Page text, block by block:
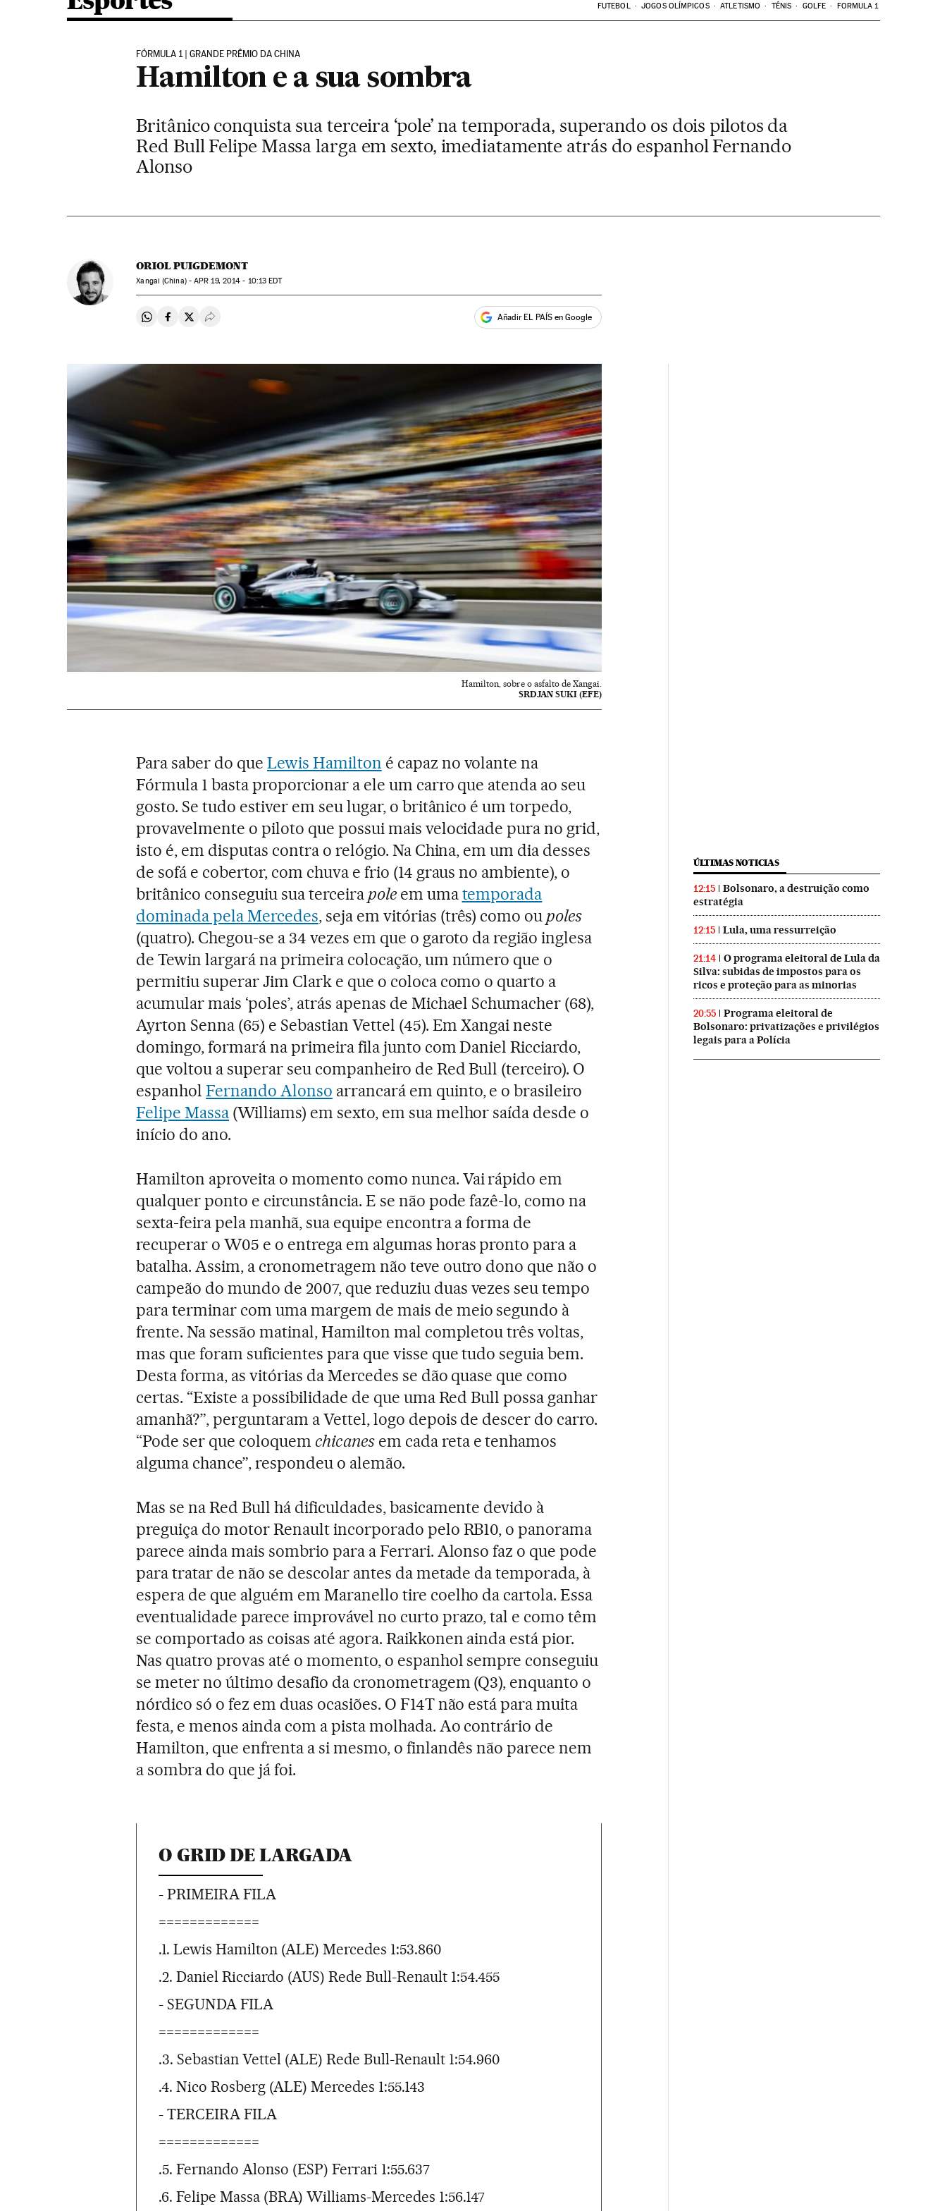
FUTEBOL JOGOS OLÍMPICOS ATLETISMO TÊNIS GOLFE FORMULA 1
FÓRMULA 1 | GRANDE PRÊMIO DA CHINA
Hamilton e a sua sombra
Britânico conquista sua terceira ‘pole’ na temporada, superando os dois pilotos da
Red Bull Felipe Massa larga em sexto, imediatamente atrás do espanhol Fernando
Alonso
ORIOL PUIGDEMONT
Xangai (China) -APR 19, 2014 - 10:13 EDT
Compartir en Whatsapp
Compartir en Facebook
Compartir en Twitter
Desplegar Redes Sociales Añadir EL PAÍS en Google
Hamilton, sobre o asfalto de Xangai.
SRDJAN SUKI (EFE)
Para saber do que Lewis Hamilton é capaz no volante na
Fórmula 1 basta proporcionar a ele um carro que atenda ao seu
gosto. Se tudo estiver em seu lugar, o britânico é um torpedo,
provavelmente o piloto que possui mais velocidade pura no grid,
isto é, em disputas contra o relógio. Na China, em um dia desses
de sofá e cobertor, com chuva e frio (14 graus no ambiente), o
britânico conseguiu sua terceira poleem umatemporada
dominada pela Mercedes, seja em vitórias (três) como ou poles
(quatro). Chegou-se a 34 vezes em que o garoto da região inglesa
de Tewin largará na primeira colocação, um número que o
permitiu superar Jim Clark e que o coloca como o quarto a
acumular mais ‘poles’, atrás apenas de Michael Schumacher (68),
Ayrton Senna (65) e Sebastian Vettel (45). Em Xangai neste
domingo, formará na primeira fila junto com Daniel Ricciardo,
que voltou a superar seu companheiro de Red Bull (terceiro). O
espanholFernando Alonso arrancará em quinto, e o brasileiro
Felipe Massa (Williams) em sexto, em sua melhor saída desde o
início do ano.
Hamilton aproveita o momento como nunca. Vai rápido em
qualquer ponto e circunstância. E se não pode fazê-lo, como na
sexta-feira pela manhã, sua equipe encontra a forma de
recuperar o W05 e o entrega em algumas horas pronto para a
batalha. Assim, a cronometragem não teve outro dono que não o
campeão do mundo de 2007, que reduziu duas vezes seu tempo
para terminar com uma margem de mais de meio segundo à
frente. Na sessão matinal, Hamilton mal completou três voltas,
mas que foram suficientes para que visse que tudo seguia bem.
Desta forma, as vitórias da Mercedes se dão quase que como
certas. “Existe a possibilidade de que uma Red Bull possa ganhar
amanhã?”, perguntaram a Vettel, logo depois de descer do carro.
“Pode ser que coloquem chicanes em cada reta e tenhamos
alguma chance”, respondeu o alemão.
Mas se na Red Bull há dificuldades, basicamente devido à
preguiça do motor Renault incorporado pelo RB10, o panorama
parece ainda mais sombrio para a Ferrari. Alonso faz o que pode
para tratar de não se descolar antes da metade da temporada, à
espera de que alguém em Maranello tire coelho da cartola. Essa
eventualidade parece improvável no curto prazo, tal e como têm
se comportado as coisas até agora. Raikkonen ainda está pior.
Nas quatro provas até o momento, o espanhol sempre conseguiu
se meter no último desafio da cronometragem (Q3), enquanto o
nórdico só o fez em duas ocasiões. O F14T não está para muita
festa, e menos ainda com a pista molhada. Ao contrário de
Hamilton, que enfrenta a si mesmo, o finlandês não parece nem
a sombra do que já foi.
O GRID DE LARGADA
- PRIMEIRA FILA
=============
.1. Lewis Hamilton (ALE) Mercedes 1:53.860
.2. Daniel Ricciardo (AUS) Rede Bull-Renault 1:54.455
- SEGUNDA FILA
=============
.3. Sebastian Vettel (ALE) Rede Bull-Renault 1:54.960
.4. Nico Rosberg (ALE) Mercedes 1:55.143
- TERCEIRA FILA
=============
.5. Fernando Alonso (ESP) Ferrari 1:55.637
.6. Felipe Massa (BRA) Williams-Mercedes 1:56.147
ÚLTIMAS NOTICIAS
12:15
Bolsonaro, a destruição como
estratégia
12:15 Lula, uma ressurreição
21:14
O programa eleitoral de Lula da
Silva: subidas de impostos para os
ricos e proteção para as minorias
20:55
Programa eleitoral de
Bolsonaro: privatizações e privilégios
legais para a Polícia